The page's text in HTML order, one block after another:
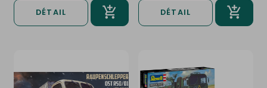
DÉTAIL DÉTAIL